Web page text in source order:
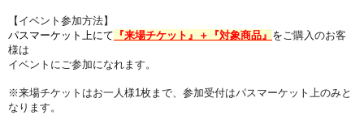
【イベント参加方法】
パスマーケット上にて 『来場チケット』＋『対象商品』 をご購入のお客
様は
イベントにご参加になれます。
※来場チケットはお一人様1枚まで、参加受付はパスマーケット上のみと
なります。